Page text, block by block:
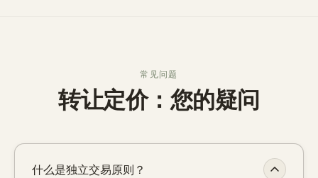
常见问题
转让定价：您的疑问
什么是独立交易原则？